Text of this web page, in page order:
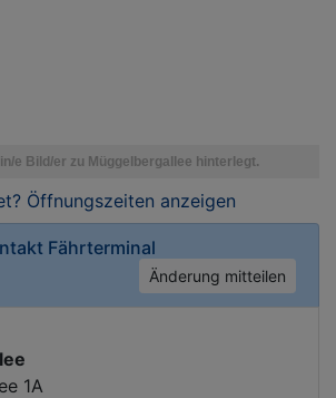
Öffnungszeiten anzeigen
Fährterminal
Änderung mitteilen
1A